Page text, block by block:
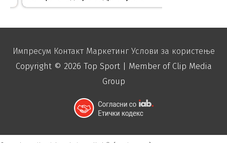
Импресум Контакт Маркетинг Услови за користење
Copyright © 2026 Top Sport| Member of Clip Media
Group